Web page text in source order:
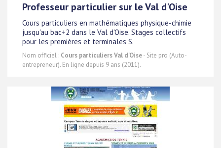
Professeur particulier sur le Val d'Oise
Cours particuliers en mathématiques physique-chimie
jusqu'au bac+2 dans le Val d'Oise. Stages collectifs
pour les premières et terminales S.
Nom officiel : Cours particuliers Val d'Oise- Site pro (Auto-
entrepreneur). En ligne depuis 9 ans (2011).